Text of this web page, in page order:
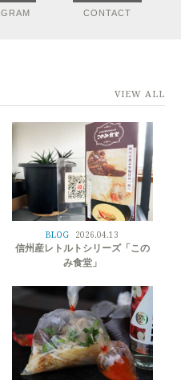
CONTACT
VIEW ALL
/img/not_dammy_works.png"/
>
BLOG 2026.04.13
信州産レトルトシリーズ「この
み食堂」